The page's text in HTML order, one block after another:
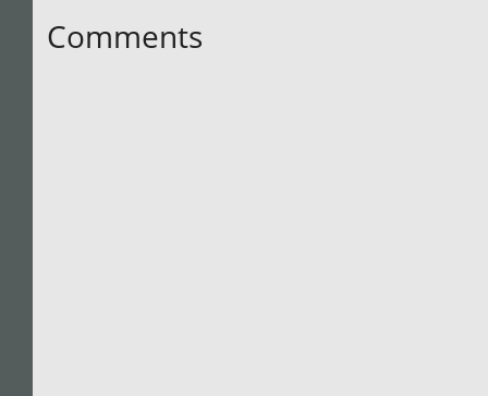
Comments